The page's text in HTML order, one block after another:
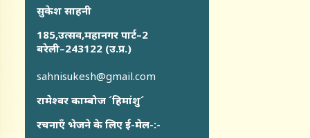
सुकेश साहनी
185,उत्सव,महानगर पार्ट–2
बरेली–243122 (उ.प्र.)
sahnisukesh@gmail.com
रामेश्वर काम्बोज ´हिमांशु´
रचनाएँ भेजने के लिए ई-मेल-:-